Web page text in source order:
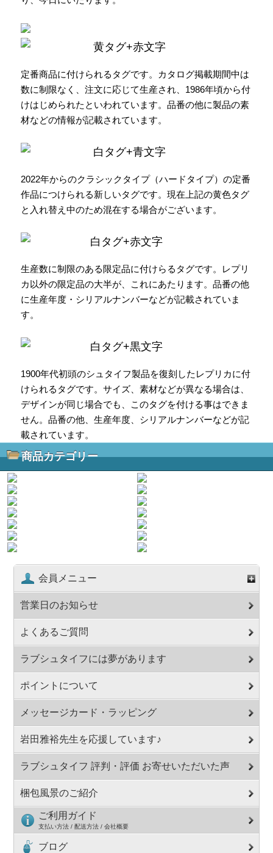
黄タグ+赤文字
定番商品に付けられるタグです。カタログ掲載期間中は
数に制限なく、注文に応じて生産され、1986年頃から付
けはじめられたといわれています。品番の他に製品の素
材などの情報が記載されています。
白タグ+青文字
2022年からのクラシックタイプ（ハードタイプ）の定番
作品につけられる新しいタグです。現在上記の黄色タグ
と入れ替え中のため混在する場合がございます。
白タグ+赤文字
生産数に制限のある限定品に付けらるタグです。レプリ
カ以外の限定品の大半が、これにあたります。品番の他
に生産年度・シリアルナンバーなどが記載されていま
す。
白タグ+黒文字
1900年代初頭のシュタイフ製品を復刻したレプリカに付
けられるタグです。サイズ、素材などが異なる場合は、
デザインが同じ場合でも、このタグを付ける事はできま
せん。品番の他、生産年度、シリアルナンバーなどが記
載されています。
商品カテゴリー
会員メニュー
営業日のお知らせ
よくあるご質問
ラブシュタイフには夢があります
ポイントについて
メッセージカード・ラッピング
岩田雅裕先生を応援しています♪
ラブシュタイフ 評判・評価 お寄せいただいた声
梱包風景のご紹介
ご利用ガイド
支払い方法 / 配送方法 / 会社概要
ブログ